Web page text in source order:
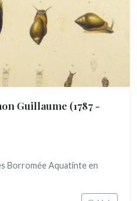
Guillaume (1787 -
Borromée Aquatinte en